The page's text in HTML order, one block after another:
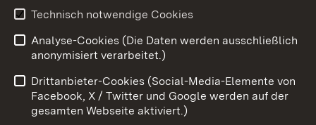
Youtube
Benutzungshinweise
Barrierefreiheit
Datenschutz
Cookies
Technisch notwendige Cookies
Analyse-Cookies (Die Daten werden ausschließlich
anonymisiert verarbeitet.)
Drittanbieter-Cookies (Social-Media-Elemente von
Facebook, X / Twitter und Google werden auf der
gesamten Webseite aktiviert.)